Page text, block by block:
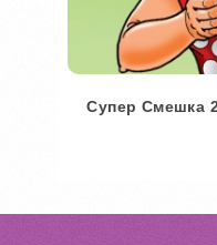
Супер Смешка